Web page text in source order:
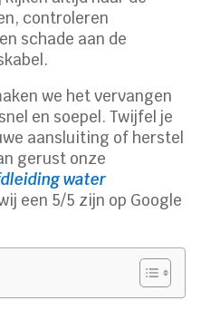
controleren
schade aan de
we het vervangen
en soepel. Twijfel je
aansluiting of herstel
gerust onze
water
een 5/5 zijn op Google